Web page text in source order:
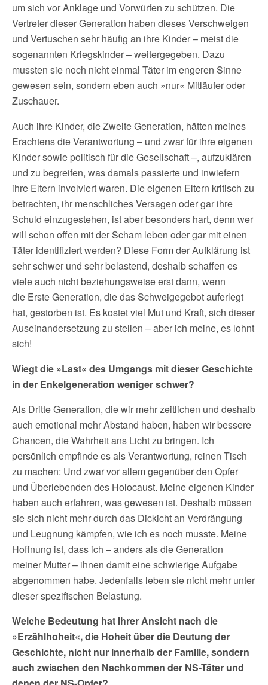
um sich vor Anklage und Vorwürfen zu schützen. Die
Vertreter dieser Generation haben dieses Verschweigen
und Vertuschen sehr häufig an ihre Kinder – meist die
sogenannten Kriegskinder – weitergegeben. Dazu
mussten sie noch nicht einmal Täter im engeren Sinne
gewesen sein, sondern eben auch »nur« Mitläufer oder
Zuschauer.
Auch ihre Kinder, die Zweite Generation, hätten meines
Erachtens die Verantwortung – und zwar für ihre eigenen
Kinder sowie politisch für die Gesellschaft –, aufzuklären
und zu begreifen, was damals passierte und inwiefern
ihre Eltern involviert waren. Die eigenen Eltern kritisch zu
betrachten, ihr menschliches Versagen oder gar ihre
Schuld einzugestehen, ist aber besonders hart, denn wer
will schon offen mit der Scham leben oder gar mit einen
Täter identifiziert werden? Diese Form der Aufklärung ist
sehr schwer und sehr belastend, deshalb schaffen es
viele auch nicht beziehungsweise erst dann, wenn
die Erste Generation, die das Schweigegebot auferlegt
hat, gestorben ist. Es kostet viel Mut und Kraft, sich dieser
Auseinandersetzung zu stellen – aber ich meine, es lohnt
sich!
Wiegt die »Last« des Umgangs mit dieser Geschichte
in der Enkelgeneration weniger schwer?
Als Dritte Generation, die wir mehr zeitlichen und deshalb
auch emotional mehr Abstand haben, haben wir bessere
Chancen, die Wahrheit ans Licht zu bringen. Ich
persönlich empfinde es als Verantwortung, reinen Tisch
zu machen: Und zwar vor allem gegenüber den Opfer
und Überlebenden des Holocaust. Meine eigenen Kinder
haben auch erfahren, was gewesen ist. Deshalb müssen
sie sich nicht mehr durch das Dickicht an Verdrängung
und Leugnung kämpfen, wie ich es noch musste. Meine
Hoffnung ist, dass ich – anders als die Generation
meiner Mutter – ihnen damit eine schwierige Aufgabe
abgenommen habe. Jedenfalls leben sie nicht mehr unter
dieser spezifischen Belastung.
Welche Bedeutung hat Ihrer Ansicht nach die
»Erzählhoheit«, die Hoheit über die Deutung der
Geschichte, nicht nur innerhalb der Familie, sondern
auch zwischen den Nachkommen der NS-Täter und